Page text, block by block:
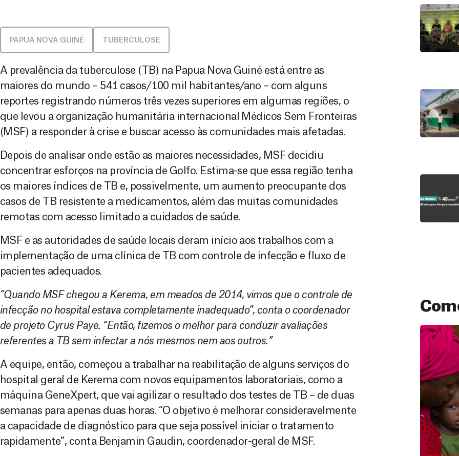
PAPUA NOVA GUINÉ TUBERCULOSE
A prevalência da tuberculose (TB) na Papua Nova Guiné está entre as
maiores do mundo – 541 casos/100 mil habitantes/ano – com alguns
reportes registrando números três vezes superiores em algumas regiões, o
que levou a organização humanitária internacional Médicos Sem Fronteiras
(MSF) a responder à crise e buscar acesso às comunidades mais afetadas.
Depois de analisar onde estão as maiores necessidades, MSF decidiu
concentrar esforços na província de Golfo. Estima-se que essa região tenha
os maiores índices de TB e, possivelmente, um aumento preocupante dos
casos de TB resistente a medicamentos, além das muitas comunidades
remotas com acesso limitado a cuidados de saúde.
MSF e as autoridades de saúde locais deram início aos trabalhos com a
implementação de uma clínica de TB com controle de infecção e fluxo de
pacientes adequados.
“Quando MSF chegou a Kerema, em meados de 2014, vimos que o controle de
infecção no hospital estava completamente inadequado”, conta o coordenador
de projeto Cyrus Paye. “Então, fizemos o melhor para conduzir avaliações
referentes a TB sem infectar a nós mesmos nem aos outros.”
A equipe, então, começou a trabalhar na reabilitação de alguns serviços do
hospital geral de Kerema com novos equipamentos laboratoriais, como a
máquina GeneXpert, que vai agilizar o resultado dos testes de TB – de duas
semanas para apenas duas horas. “O objetivo é melhorar consideravelmente
a capacidade de diagnóstico para que seja possível iniciar o tratamento
rapidamente”, conta Benjamin Gaudin, coordenador-geral de MSF.
Doação
São as
que nos
vidas em